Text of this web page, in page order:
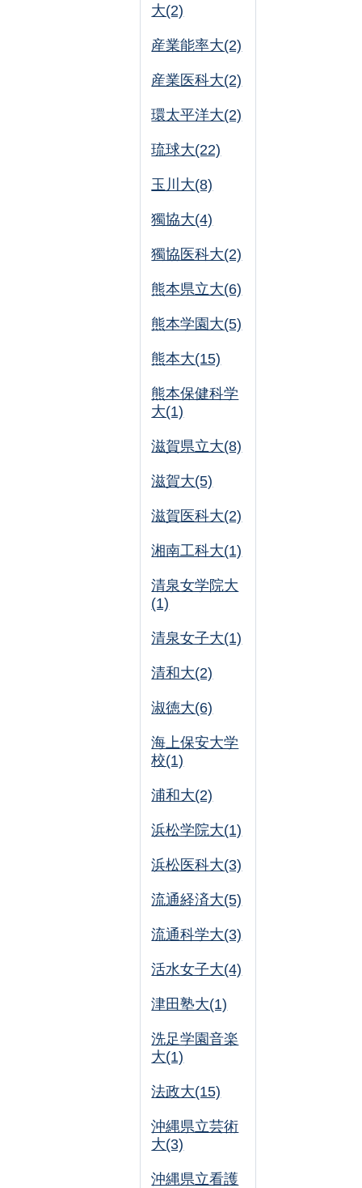
大(2)
産業能率大(2)
産業医科大(2)
環太平洋大(2)
琉球大(22)
玉川大(8)
獨協大(4)
獨協医科大(2)
熊本県立大(6)
熊本学園大(5)
熊本大(15)
熊本保健科学
大(1)
滋賀県立大(8)
滋賀大(5)
滋賀医科大(2)
湘南工科大(1)
清泉女学院大
(1)
清泉女子大(1)
清和大(2)
淑徳大(6)
海上保安大学
校(1)
浦和大(2)
浜松学院大(1)
浜松医科大(3)
流通経済大(5)
流通科学大(3)
活水女子大(4)
津田塾大(1)
洗足学園音楽
大(1)
法政大(15)
沖縄県立芸術
大(3)
沖縄県立看護